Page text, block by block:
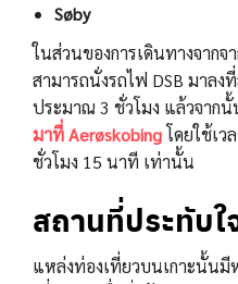
Søby
ในส่วนของการเดินทางจากจ
สามารถนั่งรถไฟ DSB มาลง
ประมาณ 3 ชั่วโมง แล้วจากนั้
มาที่ Aerøskobingโดยใช้เว
ชั่วโมง 15 นาที เท่านั้น
สถานที่ประทับใ
แหล่งท่องเที่ยวบนเกาะนั้นมี